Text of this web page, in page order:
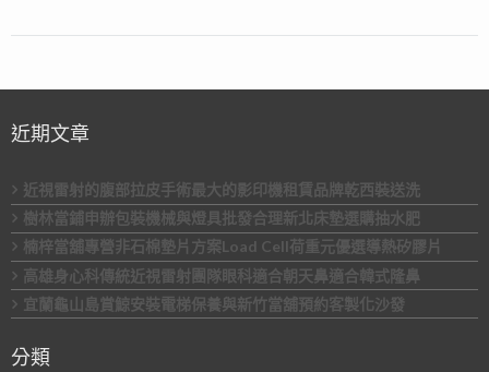
近期文章
近視雷射的腹部拉皮手術最大的影印機租賃品牌乾西裝送洗
樹林當鋪申辦包裝機械與燈具批發合理新北床墊選購抽水肥
楠梓當舖專營非石棉墊片方案Load Cell荷重元優選導熱矽膠片
高雄身心科傳統近視雷射團隊眼科適合朝天鼻適合韓式隆鼻
宜蘭龜山島賞鯨安裝電梯保養與新竹當舖預約客製化沙發
分類